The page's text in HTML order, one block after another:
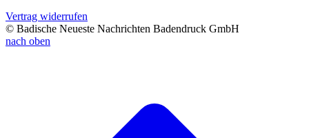
Vertrag widerrufen
© Badische Neueste Nachrichten Badendruck GmbH
nach oben